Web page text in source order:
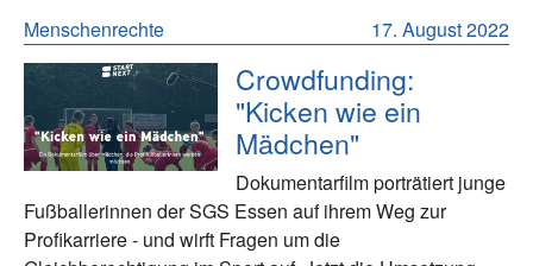
17. August 2022
Menschenrechte
Crowdfunding:
"Kicken wie ein
Mädchen"
Dokumentarfilm porträtiert junge
Fußballerinnen der SGS Essen auf ihrem Weg zur
Profikarriere - und wirft Fragen um die